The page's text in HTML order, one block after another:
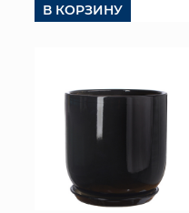
В КОРЗИНУ